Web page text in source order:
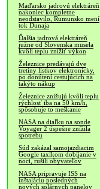
Maďarsko jadrovú elektráreň
nakoniec kompletne
neodstavilo, Rumunsko mení
tok Dunaja
Ďalšia jadrová elektráreň
južne od Slovenska musela
kvôli teplu znížiť výkon
Železnice predávajú dve
tretiny lístkov elektronicky,
po donútení cestujúcich na
takýto nákup
Železnice znižujú kvôli teplu
rýchlosť iba na 50 km/h,
spôsobuje to meškanie
NASA na diaľku na sonde
Voyager 2 úspešne znížila
spotrebu
Súd zakázal samojazdiacim
Google taxíkom dobíjanie v
noci, rušili obyvateľov
NASA pripravuje ISS na
inštaláciu posledných
nových solárnych panelov